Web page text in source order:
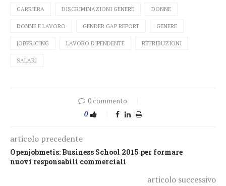
CARRIERA DISCRIMINAZIONI GENERE DONNE
DONNE E LAVORO GENDER GAP REPORT GENERE
JOBPRICING LAVORO DIPENDENTE RETRIBUZIONI
SALARI
0 commento
0
articolo precedente
Openjobmetis: Business School 2015 per formare
nuovi responsabili commerciali
articolo successivo